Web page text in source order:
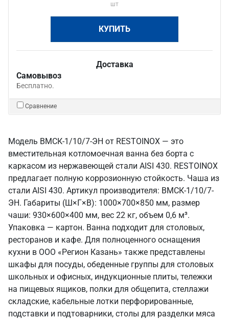
шт
КУПИТЬ
Доставка
Самовывоз
Бесплатно.
Сравнение
Модель ВМСК-1/10/7-ЭН от RESTOINOX — это
вместительная котломоечная ванна без борта с
каркасом из нержавеющей стали AISI 430. RESTOINOX
предлагает полную коррозионную стойкость. Чаша из
стали AISI 430. Артикул производителя: ВМСК-1/10/7-
ЭН. Габариты (Ш×Г×В): 1000×700×850 мм, размер
чаши: 930×600×400 мм, вес 22 кг, объем 0,6 м³.
Упаковка — картон. Ванна подходит для столовых,
ресторанов и кафе. Для полноценного оснащения
кухни в ООО «Регион Казань» также представлены
шкафы для посуды, обеденные группы для столовых
школьных и офисных, индукционные плиты, тележки
на пищевых ящиков, полки для общепита, стеллажи
складские, кабельные лотки перфорированные,
подставки и подтоварники, столы для разделки мяса